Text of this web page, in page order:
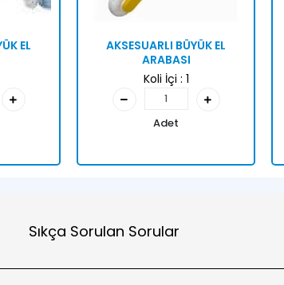
EL
AKSESUARLI BÜYÜK EL
ARABASI
Koli İçi : 1
Adet
Sıkça Sorulan Sorular